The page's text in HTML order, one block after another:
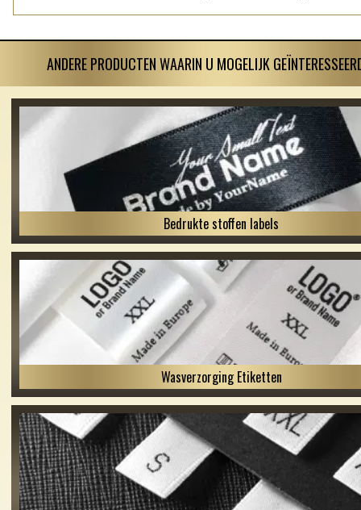
ANDERE PRODUCTEN WAARIN U MOGELIJK
Bedrukte stoffen labels
Wasverzorging Etiketten